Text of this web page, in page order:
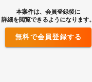
本案件は、会員登録後に
詳細を閲覧できるようになります。
無料で会員登録する